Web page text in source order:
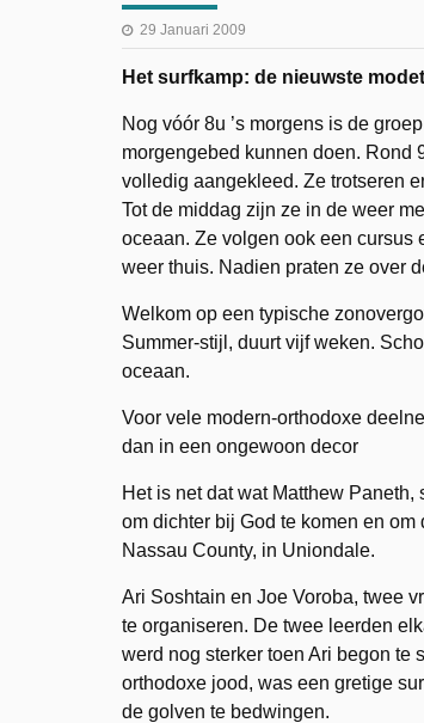
29 Januari 2009
Het surfkamp: de nieuwste
Nog vóór 8u ’s morgens is de
morgengebed kunnen doen. Rond
volledig aangekleed. Ze trotseren
Tot de middag zijn ze in de weer
oceaan. Ze volgen ook een cursus
weer thuis. Nadien praten ze over
Welkom op een typische
Summer-stijl, duurt vijf weken.
oceaan.
Voor vele modern-orthodoxe
dan in een ongewoon decor
Het is net dat wat Matthew
om dichter bij God te komen en
Nassau County, in Uniondale.
Ari Soshtain en Joe Voroba, twee
te organiseren. De twee leerden
werd nog sterker toen Ari begon te
orthodoxe jood, was een gretige
de golven te bedwingen.